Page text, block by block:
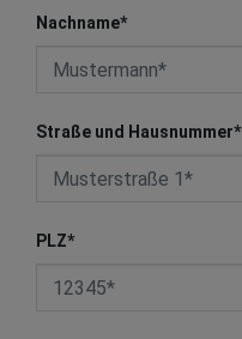
Nachname*
Straße und Hausnummer*
PLZ*